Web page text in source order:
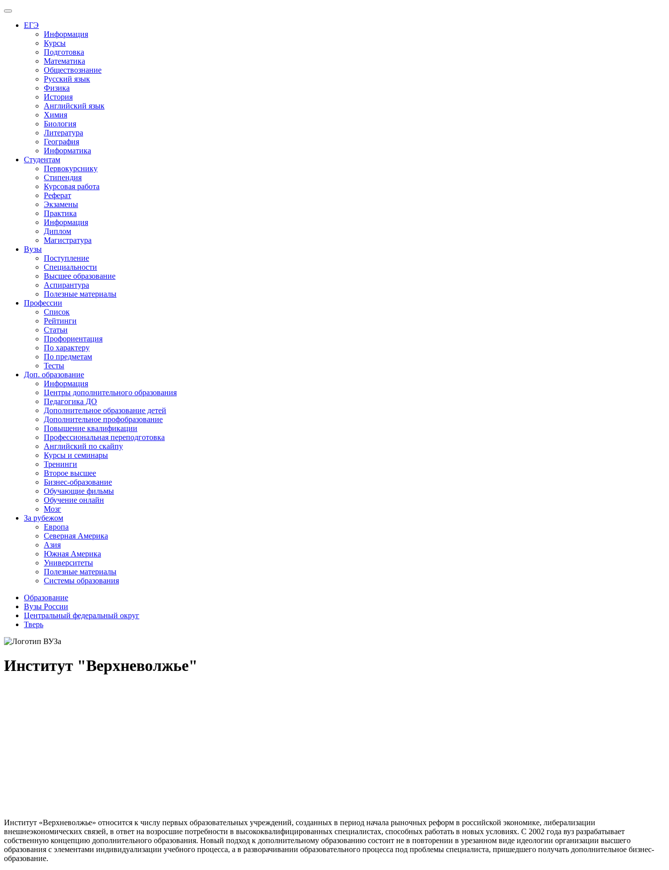
Меню
ЕГЭ
Информация
Курсы
Подготовка
Математика
Обществознание
Русский язык
Физика
История
Английский язык
Химия
Биология
Литература
География
Информатика
Студентам
Первокурснику
Стипендия
Курсовая работа
Реферат
Экзамены
Практика
Информация
Диплом
Магистратура
Вузы
Поступление
Специальности
Высшее образование
Аспирантура
Полезные материалы
Профессии
Список
Рейтинги
Статьи
Профориентация
По характеру
По предметам
Тесты
Доп. образование
Информация
Центры дополнительного образования
Педагогика ДО
Дополнительное образование детей
Дополнительное профобразование
Повышение квалификации
Профессиональная переподготовка
Английский по скайпу
Курсы и семинары
Тренинги
Второе высшее
Бизнес-образование
Обучающие фильмы
Обучение онлайн
Мозг
За рубежом
Европа
Северная Америка
Азия
Южная Америка
Университеты
Полезные материалы
Системы образования
Образование
Вузы России
Центральный федеральный округ
Тверь
Институт "Верхневолжье"
Институт «Верхневолжье» относится к числу первых образовательных учреждений, созданных в период начала рыночных реформ в российской экономике, либерализации
внешнеэкономических связей, в ответ на возросшие потребности в высококвалифицированных специалистах, способных работать в новых условиях. С 2002 года вуз разрабатывает
собственную концепцию дополнительного образования. Новый подход к дополнительному образованию состоит не в повторении в урезанном виде идеологии организации высшего
образования с элементами индивидуализации учебного процесса, а в разворачивании образовательного процесса под проблемы специалиста, пришедшего получать дополнительное бизнес-
образование.